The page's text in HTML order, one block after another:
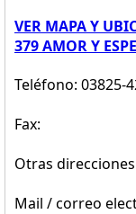
VER MAPA Y
379 AMOR Y
Teléfono: 03825-
Fax:
Otras
Mail / correo